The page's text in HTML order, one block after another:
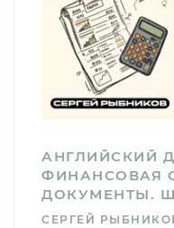
АНГЛИЙСКИЙ
ФИНАНСОВАЯ
ДОКУМЕНТЫ.
СЕРГЕЙ